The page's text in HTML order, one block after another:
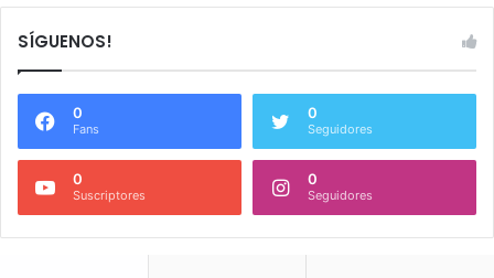
SÍGUENOS!
0
Fans
0
Seguidores
0
Suscriptores
0
Seguidores